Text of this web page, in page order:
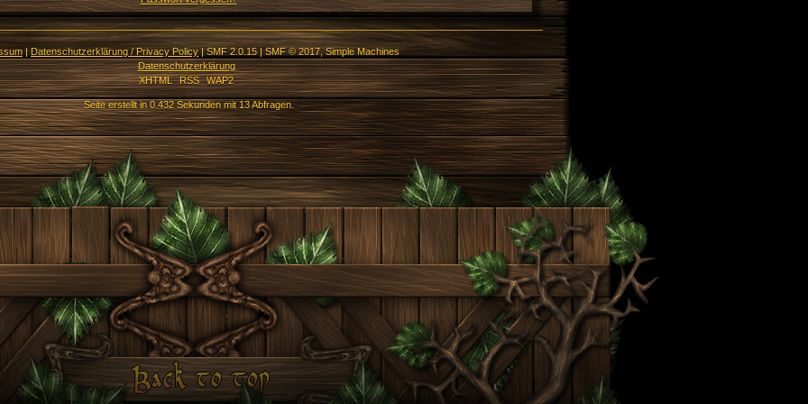
|Datenschutzerklärung / Privacy Policy|SMF 2.0.15 | SMF © 2017,Simple Machines
Datenschutzerklärung
XHTML
RSS WAP2
Seite erstellt in 0.432 Sekunden mit 13 Abfragen.